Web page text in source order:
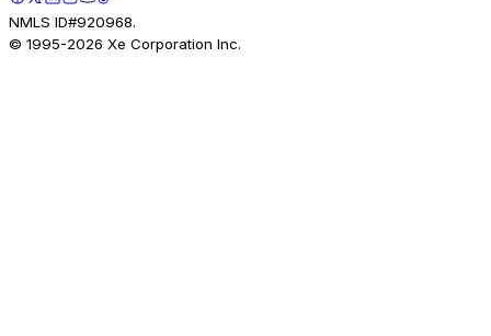
NMLS ID#920968.
© 1995-2026 Xe Corporation Inc.